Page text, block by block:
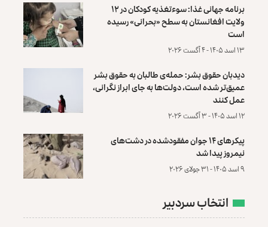
برنامه جهانی غذا: سوءتغذیه کودکان در ۱۲
ولایت افغانستان به سطح «بحرانی» رسیده
است
۱۳ اسد ۱۴۰۵ - ۴ آگست ۲۰۲۶
دیدبان حقوق بشر: حمله‌ی طالبان به حقوق بشر
عمیق‌تر شده است، دولت‌ها به جای ابراز نگرانی،
عمل کنند
۱۲ اسد ۱۴۰۵ - ۳ آگست ۲۰۲۶
پیکرهای ۱۴ جوان مفقودشده در دشت‌های
نیمروز پیدا شد
۹ اسد ۱۴۰۵ - ۳۱ جولای ۲۰۲۶
انتخاب سردبیر